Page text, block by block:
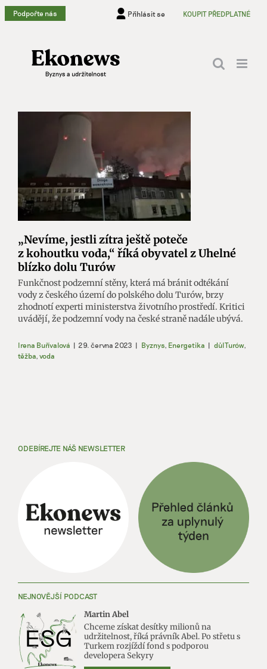
Přeskočit
na
Podpořte nás Přihlásit se KOUPIT PŘEDPLATNÉ
„Nevíme, jestli zítra ještě poteče
z kohoutku voda,“ říká obyvatel z Uhelné
blízko dolu Turów
Funkčnost podzemní stěny, která má bránit odtékání
vody z českého území do polského dolu Turów, brzy
zhodnotí experti ministerstva životního prostředí. Kritici
uvádějí, že podzemní vody na české straně nadále ubývá.
Irena Buřívalová | 29. června 2023 | Byznys, Energetika | důl Turów,
těžba, voda
ODEBÍREJTE NÁŠ NEWSLETTER
NEJNOVĚJŠÍ PODCAST
Martin Abel
Chceme získat desítky milionů na
udržitelnost, říká právník Abel. Po střetu s
Turkem rozjíždí fond s podporou
developera Sekyry